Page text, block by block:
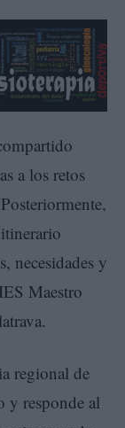
a los retos
necesidades y
Maestro
regional de
y responde al